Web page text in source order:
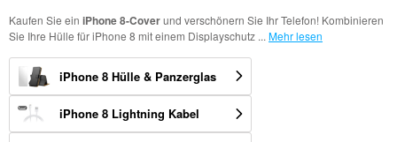
Kaufen Sie ein iPhone 8-Coverund verschönern Sie Ihr Telefon! Kombinieren
Sie Ihre Hülle für iPhone 8 mit einem Displayschutz ... Mehr lesen
iPhone 8 Hülle & Panzerglas
iPhone 8 Lightning Kabel